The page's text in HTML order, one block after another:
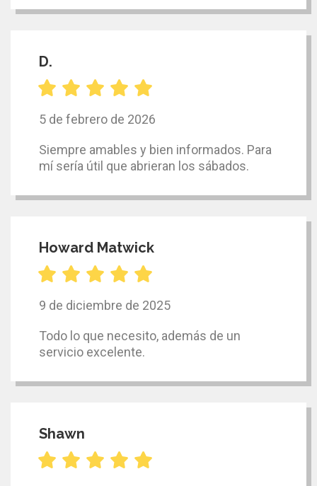
D.
5 de febrero de 2026
Siempre amables y bien informados. Para
mí sería útil que abrieran los sábados.
Howard Matwick
9 de diciembre de 2025
Todo lo que necesito, además de un
servicio excelente.
Shawn